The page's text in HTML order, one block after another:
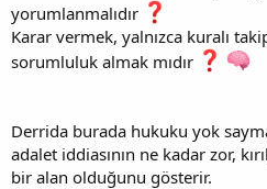
yorumlanmalıdır
Karar vermek, yalnızca kuralı
sorumluluk almak mıdır
Derrida burada hukuku yok
adalet iddiasının ne kadar zor,
bir alan olduğunu gösterir.